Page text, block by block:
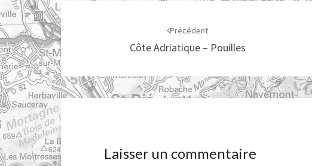
Navigation
d'article
Précédent
Côte Adriatique – Pouilles
Laisser un commentaire